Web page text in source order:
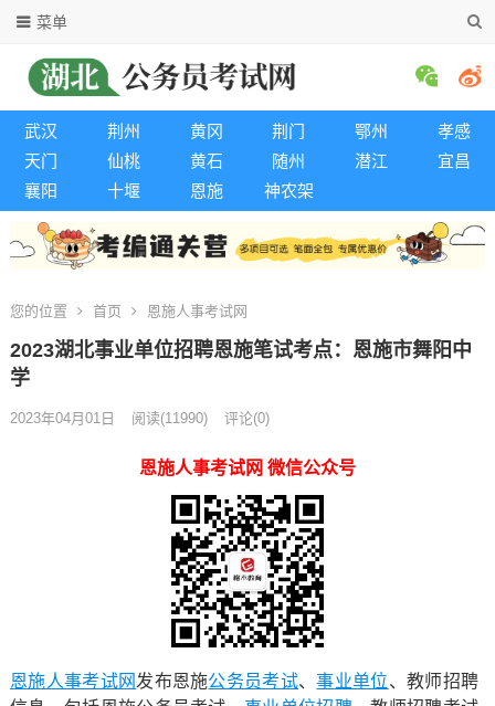
菜单
武汉 荆州 黄冈 荆门 鄂州
孝感
天门
仙桃 黄石 随州 潜江
宜昌
襄阳
十堰 恩施 神农架
您的位置 首页 恩施人事考试网
2023湖北事业单位招聘恩施笔试考点：恩施市舞阳中
学
2023年04月01日 阅读(11990) 评论(0)
恩施人事考试网 微信公众号
恩施人事考试网 发布恩施公务员考试、事业单位、教师招聘